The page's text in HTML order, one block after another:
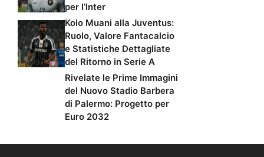
per l’Inter
Kolo Muani alla Juventus:
Ruolo, Valore Fantacalcio
e Statistiche Dettagliate
del Ritorno in Serie A
Rivelate le Prime Immagini
del Nuovo Stadio Barbera
di Palermo: Progetto per
Euro 2032